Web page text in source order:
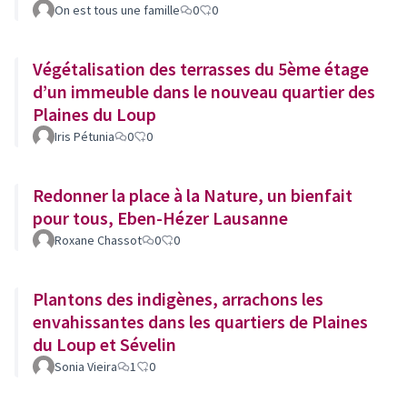
On est tous une famille 0 0
Végétalisation des terrasses du 5ème étage
d’un immeuble dans le nouveau quartier des
Plaines du Loup
Iris Pétunia 0 0
Redonner la place à la Nature, un bienfait
pour tous, Eben-Hézer Lausanne
Roxane Chassot 0 0
Plantons des indigènes, arrachons les
envahissantes dans les quartiers de Plaines
du Loup et Sévelin
Sonia Vieira 1 0